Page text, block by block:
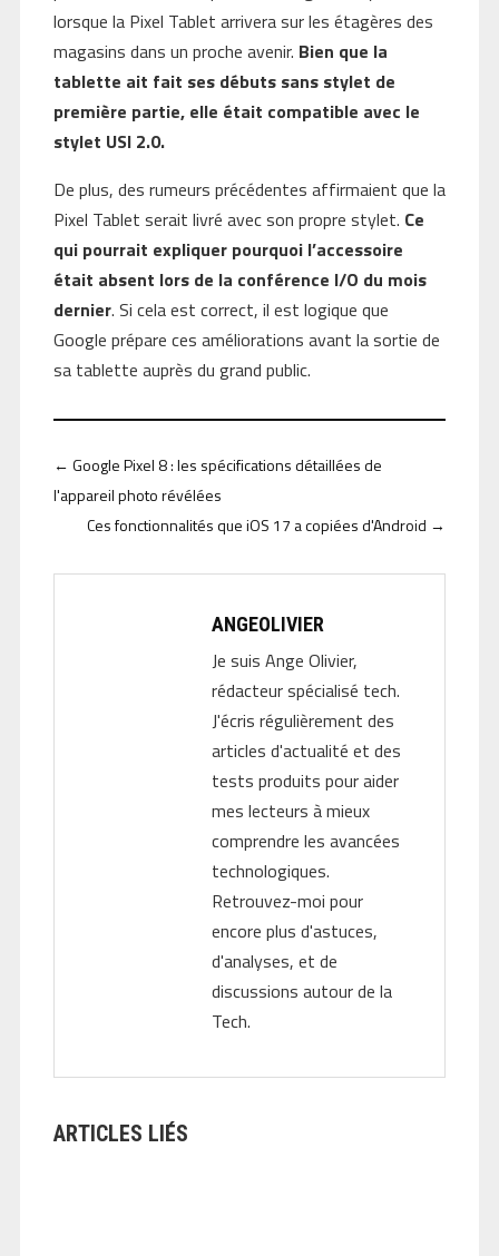
lorsque la Pixel Tablet arrivera sur les étagères des
magasins dans un proche avenir. Bien que la
tablette ait fait ses débuts sans stylet de
première partie, elle était compatible avec le
stylet USI 2.0.
De plus, des rumeurs précédentes affirmaient que la
Pixel Tablet serait livré avec son propre stylet. Ce
qui pourrait expliquer pourquoi l’accessoire
était absent lors de la conférence I/O du mois
dernier. Si cela est correct, il est logique que
Google prépare ces améliorations avant la sortie de
sa tablette auprès du grand public.
← Google Pixel 8 : les spécifications détaillées de
l'appareil photo révélées
Ces fonctionnalités que iOS 17 a copiées d'Android →
ANGEOLIVIER
Je suis Ange Olivier,
rédacteur spécialisé tech.
J'écris régulièrement des
articles d'actualité et des
tests produits pour aider
mes lecteurs à mieux
comprendre les avancées
technologiques.
Retrouvez-moi pour
encore plus d'astuces,
d'analyses, et de
discussions autour de la
Tech.
ARTICLES LIÉS